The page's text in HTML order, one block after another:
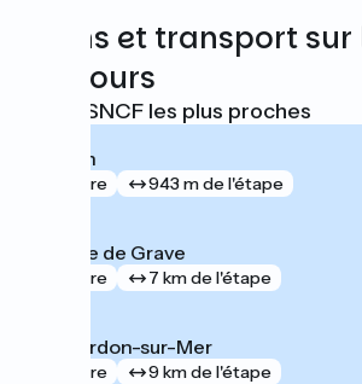
Trains et transport sur
parcours
Gares SNCF les plus proches
Royan
gare 943 m de l'étape
Pointe de Grave
gare 7 km de l'étape
Le Verdon-sur-Mer
gare 9 km de l'étape